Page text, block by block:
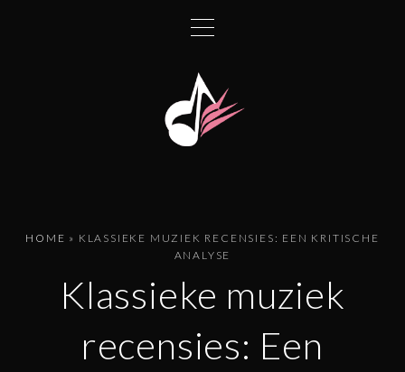
HOME » KLASSIEKE MUZIEK RECENSIES: EEN KRITISCHE
ANALYSE
Klassieke muziek
recensies: Een